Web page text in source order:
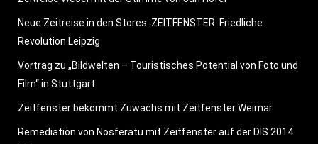
Neue Zeitreise in den Stores: ZEITFENSTER. Friedliche
Revolution Leipzig
Vortrag zu „Bildwelten – Touristisches Potential von Foto und
Film“ in Stuttgart
Zeitfenster bekommt Zuwachs mit Zeitfenster Weimar
Remediation von Nosferatu mit Zeitfenster auf der DIS 2014